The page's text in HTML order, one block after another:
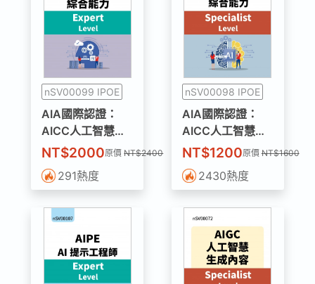
nSV00099 IPOE
AIA國際認證：
AICC人工智慧綜
合能力(Expert
【學習+考試+通
NT$2000原價 NT$2400
291熱度
nSV00098 IPOE
AIA國際認證：
AICC人工智慧綜
合能力(Specialist
【學習+考試+通
NT$1200原價 NT$1600
2430熱度